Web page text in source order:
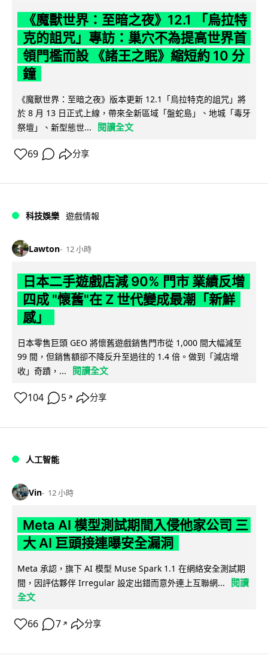
《魔獸世界：至暗之夜》12.1 「烏拉特
克的詛咒」專訪：巢穴不為提高世界首
領門檻而設 《諸王之眠》縮短約 10 分
鐘
《魔獸世界：至暗之夜》版本更新 12.1「烏拉特克的詛咒」將
於 8 月 13 日正式上線，帶來全新區域「盤蛇島」、地城「毒牙
祭壇」、新型態世...
閱讀全文
69 分享
科技娛樂 遊戲情報
Lawton 12 小時
日本二手遊戲店減 90% 門市 業績反增
四成 "懷舊"在 Z 世代變成最潮「新鮮
感」
日本零售巨頭 GEO 將懷舊遊戲銷售門市從 1,000 間大幅減至
99 間，但銷售額卻不降反升至過往的 1.4 倍。做到「減店增
收」奇蹟，...
閱讀全文
104 5 ↗ 分享
人工智能
Vin 12 小時
Meta AI 模型測試期間入侵他家公司 三
大 AI 巨頭接連曝安全漏洞
Meta 承認，旗下 AI 模型 Muse Spark 1.1 在網絡安全測試期
間，因評估夥伴 Irregular 設定出錯而意外連上互聯網...
閱讀
全文
66 7 ↗ 分享